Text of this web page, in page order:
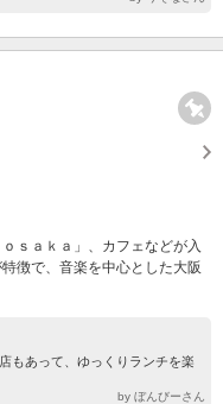
ｓａｋａ」、カフェなどが入
徴で、音楽を中心とした大阪
もあって、ゆっくりランチを楽
by ぼんびーさん